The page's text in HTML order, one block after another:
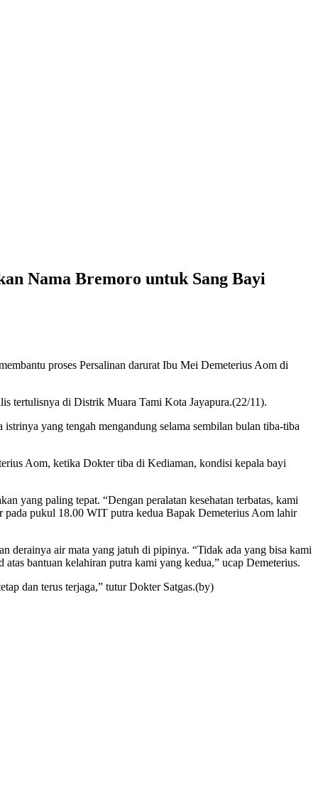
Nama Bremoro untuk Sang Bayi
proses Persalinan darurat Ibu Mei Demeterius Aom di
tertulisnya di Distrik Muara Tami Kota Jayapura.(22/11).
yang tengah mengandung selama sembilan bulan tiba-tiba
Aom, ketika Dokter tiba di Kediaman, kondisi kepala bayi
yang paling tepat. “Dengan peralatan kesehatan terbatas, kami
pukul 18.00 WIT putra kedua Bapak Demeterius Aom lahir
derainya air mata yang jatuh di pipinya. “Tidak ada yang bisa kami
bantuan kelahiran putra kami yang kedua,” ucap Demeterius.
dan terus terjaga,” tutur Dokter Satgas.(by)